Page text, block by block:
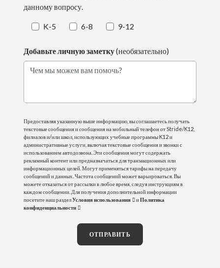
данному вопросу.
K-5 6-8 9-12
Добавьте личную заметку(необязательно)
Чем мы можем вам помочь?
Предоставляя указанную выше информацию, вы соглашаетесь получать
текстовые сообщения и сообщения на мобильный телефон от Stride/K12,
филиалов и/или школ, использующих учебные программы K12 и
административные услуги, включая текстовые сообщения и звонки с
использованием автодозвона. Эти сообщения могут содержать
рекламный контент или предназначаться для транзакционных или
информационных целей. Могут применяться тарифы на передачу
сообщений и данных. Частота сообщений может варьироваться. Вы
можете отказаться от рассылки в любое время, следуя инструкциям в
каждом сообщении. Для получения дополнительной информации
посетите наш разделУсловия использования иПолитика
конфиденциальности
ОТПРАВИТЬ